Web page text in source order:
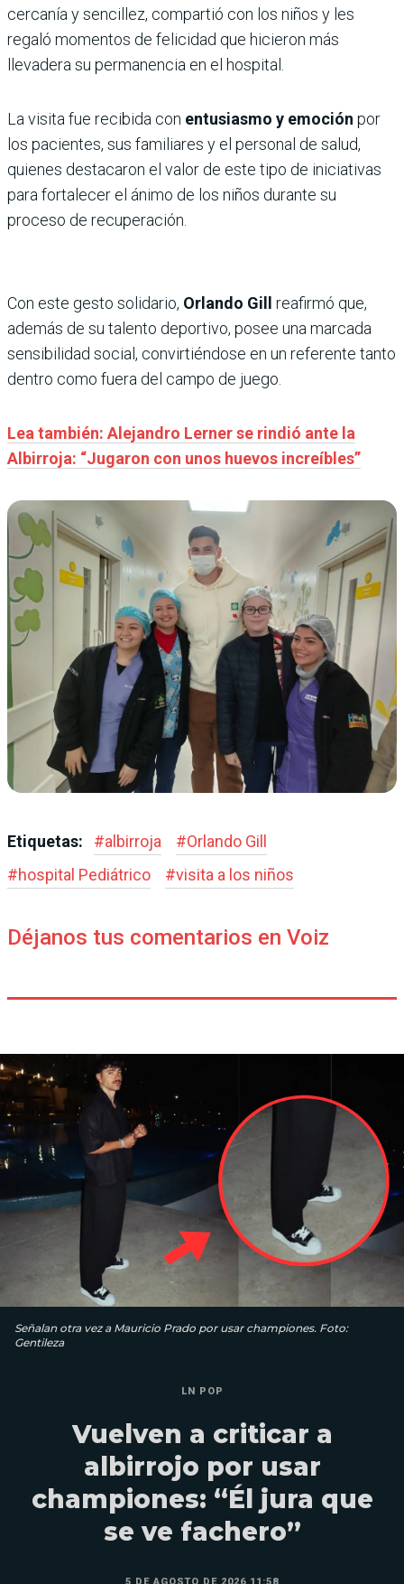
cercanía y sencillez, compartió con los niños y les
regaló momentos de felicidad que hicieron más
llevadera su permanencia en el hospital.
La visita fue recibida con entusiasmo y emoción por
los pacientes, sus familiares y el personal de salud,
quienes destacaron el valor de este tipo de iniciativas
para fortalecer el ánimo de los niños durante su
proceso de recuperación.
Con este gesto solidario, Orlando Gill
reafirmó que,
además de su talento deportivo, posee una marcada
sensibilidad social, convirtiéndose en un referente tanto
dentro como fuera del campo de juego.
Lea también: Alejandro Lerner se rindió ante la
Albirroja: “Jugaron con unos huevos increíbles”
Etiquetas: #albirroja #Orlando Gill
#hospital Pediátrico #visita a los niños
Déjanos tus comentarios en Voiz
Señalan otra vez a Mauricio Prado por usar championes. Foto:
Gentileza
LN POP
Vuelven a criticar a
albirrojo por usar
championes: “Él jura que
se ve fachero”